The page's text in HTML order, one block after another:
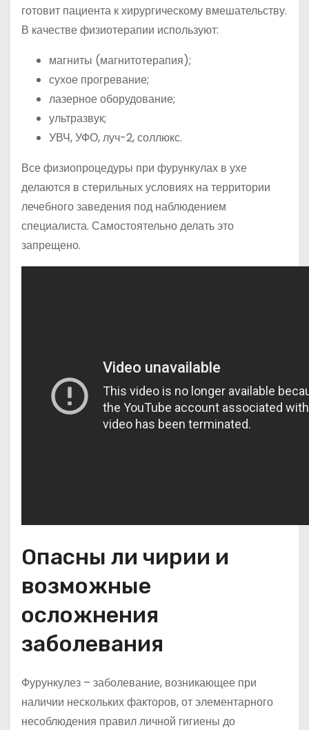
готовит пациента к хирургическому вмешательству.
В качестве физиотерапии используют:
магниты (магнитотерапия);
сухое прогревание;
лазерное оборудование;
ультразвук;
УВЧ, УФО, луч-2, соллюкс.
Все физиопроцедуры при фурункулах в ухе
делаются в стерильных условиях на территории
лечебного заведения под наблюдением
специалиста. Самостоятельно делать это
запрещено.
Опасны ли чирии и
возможные
осложнения
заболевания
Фурункулез – заболевание, возникающее при
наличии нескольких факторов, от элементарного
несоблюдения правил личной гигиены до